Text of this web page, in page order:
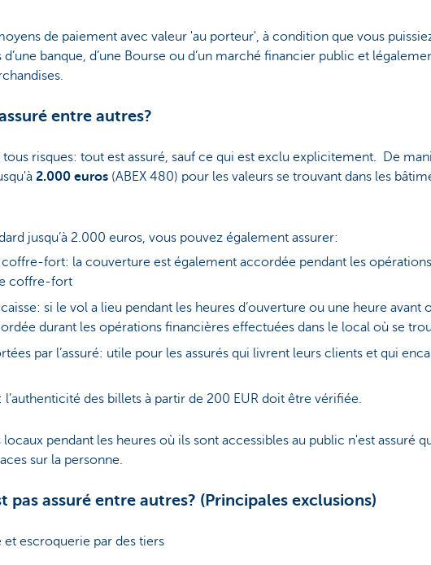
de paiement avec valeur 'au porteur', à condition que vous
banque, d’une Bourse ou d’un marché financier public et
entre autres?
tous risques: tout est assuré, sauf ce qui est exclu explicitement. De
2.000 euros (ABEX 480) pour les valeurs se trouvant dans les
jusqu’à 2.000 euros, vous pouvez également assurer:
coffre-fort: la couverture est également accordée pendant les
coffre-fort
si le vol a lieu pendant les heures d’ouverture ou une heure avant
durant les opérations financières effectuées dans le local où se
par l’assuré: utile pour les assurés qui livrent leurs clients et qui
l’authenticité des billets à partir de 200 EUR doit être vérifiée.
locaux pendant les heures où ils sont accessibles au public n'est assuré
sur la personne.
pas assuré entre autres? (Principales exclusions)
et escroquerie par des tiers